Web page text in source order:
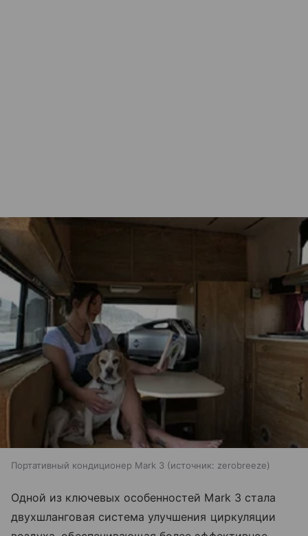
Портативный кондиционер Mark 3 источник: zerobreeze
Одной из ключевых особенностей Mark 3 стала
двухшланговая система улучшения циркуляции